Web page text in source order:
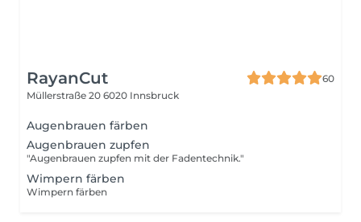
RayanCut
60
Müllerstraße 20 6020 Innsbruck
Augenbrauen färben
Augenbrauen zupfen
"Augenbrauen zupfen mit der Fadentechnik."
Wimpern färben
Wimpern färben